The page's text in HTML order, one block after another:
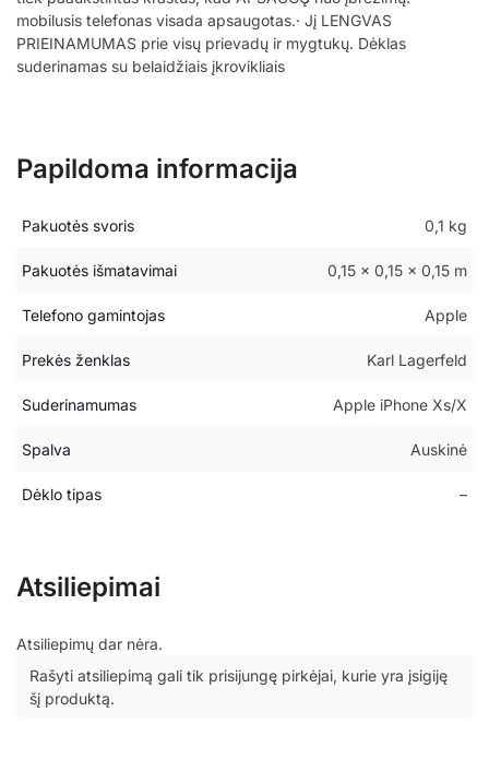
mobilusis telefonas visada apsaugotas.· Jį LENGVAS
PRIEINAMUMAS prie visų prievadų ir mygtukų. Dėklas
suderinamas su belaidžiais įkrovikliais
Papildoma informacija
Pakuotės svoris 0,1 kg
Pakuotės išmatavimai 0,15 × 0,15 × 0,15 m
Telefono gamintojas Apple
Prekės ženklas Karl Lagerfeld
Suderinamumas Apple iPhone Xs/X
Spalva Auskinė
Dėklo tipas –
Atsiliepimai
Atsiliepimų dar nėra.
Rašyti atsiliepimą gali tik prisijungę pirkėjai, kurie yra įsigiję
šį produktą.